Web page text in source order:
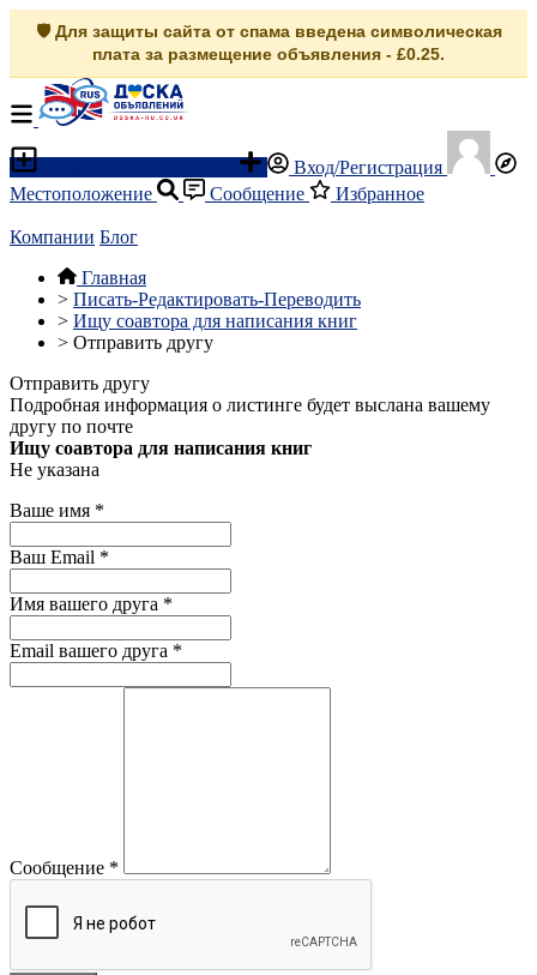
🛡️ Для защиты сайта от спама введена символическая
плата за размещение объявления - £0.25.
Вход/Регистрация
Местоположение
Сообщение Избранное
Компании Блог
Главная
> Писать-Редактировать-Переводить
> Ищу соавтора для написания книг
> Отправить другу
Отправить другу
Подробная информация о листинге будет выслана вашему
другу по почте
Ищу соавтора для написания книг
Не указана
Ваше имя *
Ваш Email *
Имя вашего друга *
Email вашего друга *
Сообщение *